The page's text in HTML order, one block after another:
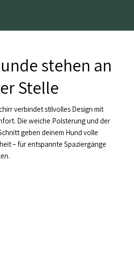
stehen an
Stelle
verbindet stilvolles Design mit
Die weiche Polsterung und der
geben deinem Hund volle
– für entspannte Spaziergänge